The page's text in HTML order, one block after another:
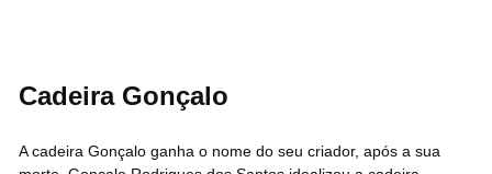
Cadeira Gonçalo
A cadeira Gonçalo ganha o nome do seu criador, após a sua